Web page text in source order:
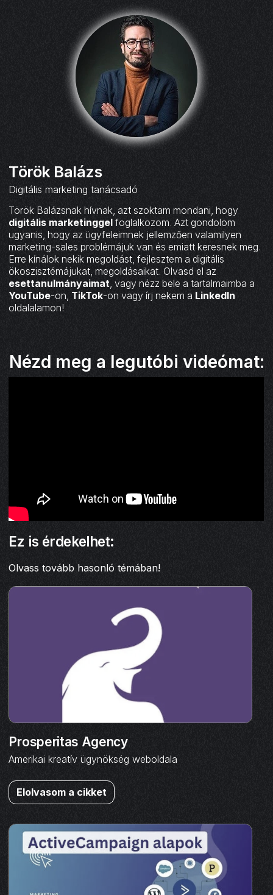
Török Balázs
Digitális marketing tanácsadó
Török Balázsnak hívnak, azt szoktam mondani, hogy
digitális marketinggel foglalkozom. Azt gondolom
ugyanis, hogy az ügyfeleimnek jellemzően valamilyen
marketing-sales problémájuk van és emiatt keresnek meg.
Erre kínálok nekik megoldást, fejlesztem a digitális
ökoszisztémájukat, megoldásaikat. Olvasd el az
esettanulmányaimat, vagy nézz bele a tartalmaimba a
YouTube-on, TikTok-on vagy írj nekem a LinkedIn
oldalalamon!
Nézd meg a legutóbi videómat:
Ez is érdekelhet:
Olvass tovább hasonló témában!
Prosperitas Agency
Amerikai kreatív ügynökség weboldala
Elolvasom a cikket